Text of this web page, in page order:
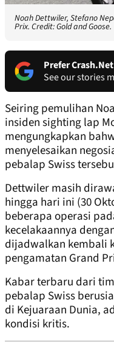
Noah Dettwiler, Stefano
Prix. Credit: Gold and Goose.
Prefer
See our stories
Seiring pemulihan
insiden sighting lap
mengungkapkan
menyelesaikan
pebalap Swiss
Dettwiler masih
hingga hari ini (30
beberapa operasi
kecelakaannya
dijadwalkan kembali
pengamatan Grand
Kabar terbaru dari
pebalap Swiss
di Kejuaraan Dunia,
kondisi kritis.